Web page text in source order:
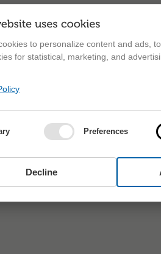
to personalize content and ads,
for statistical, marketing, and
Preferences
Decline